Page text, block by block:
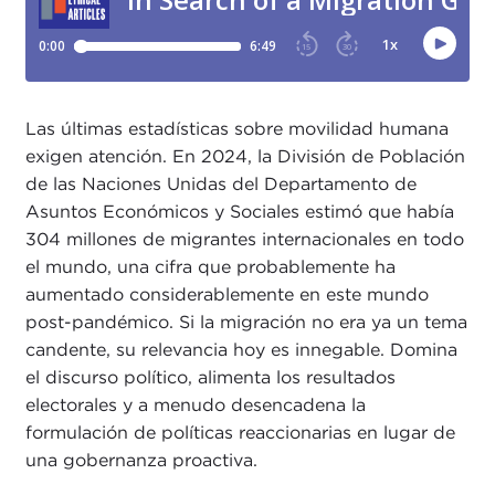
Las últimas estadísticas sobre movilidad humana
exigen atención. En 2024, la División de Población
de las Naciones Unidas del Departamento de
Asuntos Económicos y Sociales estimó que había
304 millones de migrantes internacionales en todo
el mundo, una cifra que probablemente ha
aumentado considerablemente en este mundo
post-pandémico. Si la migración no era ya un tema
candente, su relevancia hoy es innegable. Domina
el discurso político, alimenta los resultados
electorales y a menudo desencadena la
formulación de políticas reaccionarias en lugar de
una gobernanza proactiva.